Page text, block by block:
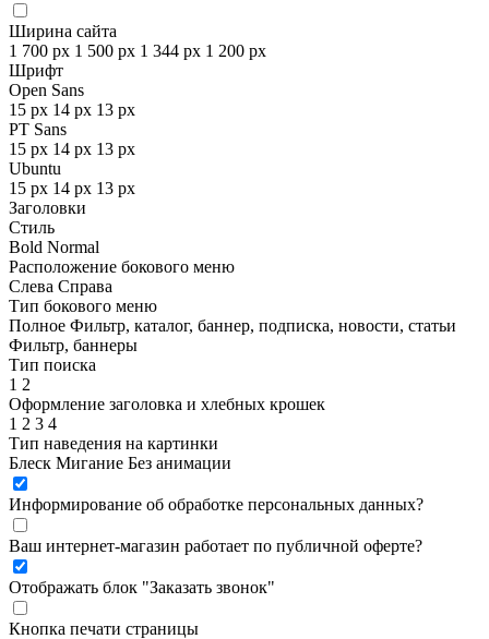
Ширина сайта
1 700 px 1 500 px 1 344 px 1 200 px
Шрифт
Open Sans
15 px 14 px 13 px
PT Sans
15 px 14 px 13 px
Ubuntu
15 px 14 px 13 px
Заголовки
Стиль
Bold Normal
Расположение бокового меню
Слева Справа
Тип бокового меню
Полное Фильтр, каталог, баннер, подписка, новости, статьи
Фильтр, баннеры
Тип поиска
1 2
Оформление заголовка и хлебных крошек
1 2 3 4
Тип наведения на картинки
Блеск Мигание Без анимации
Информирование об обработке персональных данных?
Ваш интернет-магазин работает по публичной оферте?
Отображать блок "Заказать звонок"
Кнопка печати страницы